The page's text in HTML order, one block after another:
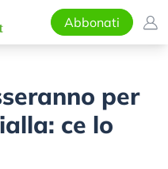
Abbonati
per
ce lo